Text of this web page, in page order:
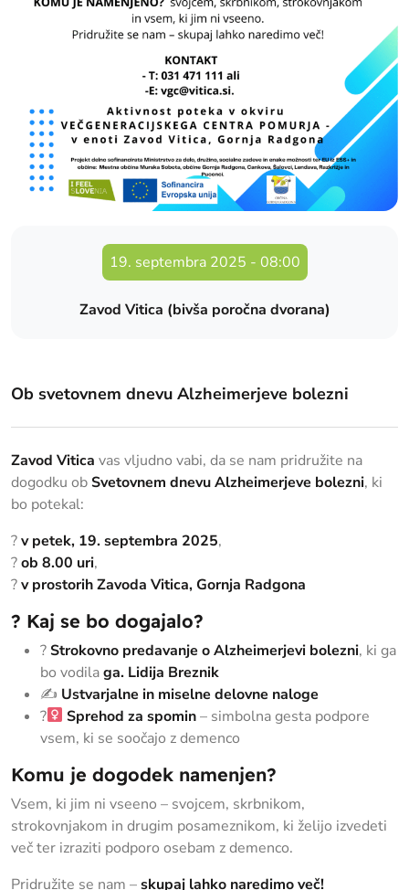
19. septembra 2025 - 08:00
Zavod Vitica (bivša poročna dvorana)
Ob svetovnem dnevu Alzheimerjeve bolezni
Zavod Vitica vas vljudno vabi, da se nam pridružite na
dogodku obSvetovnem dnevu Alzheimerjeve bolezni, ki
bo potekal:
?v petek, 19. septembra 2025,
?ob 8.00 uri,
?v prostorih Zavoda Vitica, Gornja Radgona
? Kaj se bo dogajalo?
?Strokovno predavanje o Alzheimerjevi bolezni, ki ga
bo vodilaga. Lidija Breznik
✍️ Ustvarjalne in miselne delovne naloge
?‍
Sprehod za spomin– simbolna gesta podpore
vsem, ki se soočajo z demenco
Komu je dogodek namenjen?
Vsem, ki jim ni vseeno – svojcem, skrbnikom,
strokovnjakom in drugim posameznikom, ki želijo izvedeti
več ter izraziti podporo osebam z demenco.
Pridružite se nam –skupaj lahko naredimo več!